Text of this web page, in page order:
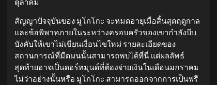
สัญญาปัจจุบันของ มูโกโกะ จะหมดอายุเมื่อสิ้นสุดฤดูกาล
และข้อพิพาทภายในระหว่างครอบครัวของเขากําลังบีบ
บังคับให้เขาไม่เขียนเงื่อนไขใหม่ รายละเอียดของ
สถานการณ์ที่มืดมนนั้นสามารถพบได้ที่นี่ แต่ผลลัพธ์
สุดท้ายอาจเป็นดอร์ทมุนด์ที่ต้องจ่ายเงินในเดือนมกราคม
ไม่ว่าอย่างนั้นหรือ มูโกโกะ สามารถออกจากการเป็นฟรี